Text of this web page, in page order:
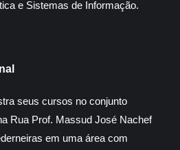
e Sistemas de Informação.
seus cursos no conjunto
Rua Prof. Massud José Nachef
em uma área com